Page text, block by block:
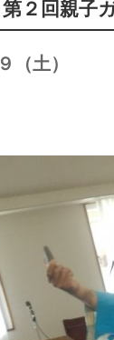
２回親子
（土）